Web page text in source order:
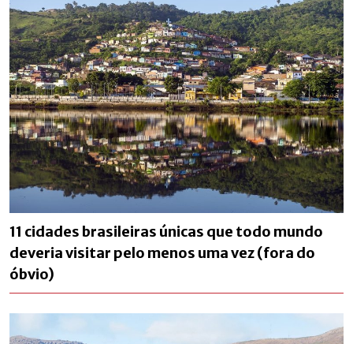
11 cidades brasileiras únicas que todo mundo
deveria visitar pelo menos uma vez (fora do
óbvio)